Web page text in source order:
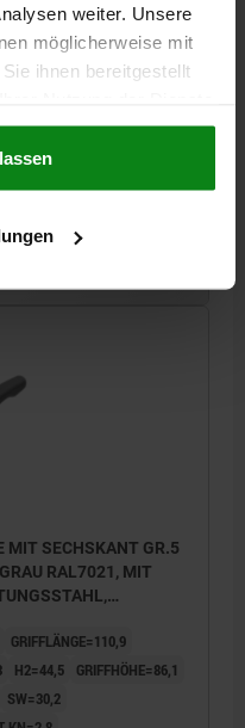
weiter. Unsere
möglicherweise mit
ihnen bereitgestellt
GRIFFLÄNGE=96,8
H2=37,6
GRIFFHÖHE=72,3
MIT SECHSKANT GR.5
RAL7021, MIT
GRIFFLÄNGE=110,9
H2=44,5
GRIFFHÖHE=86,1
SW=30,2